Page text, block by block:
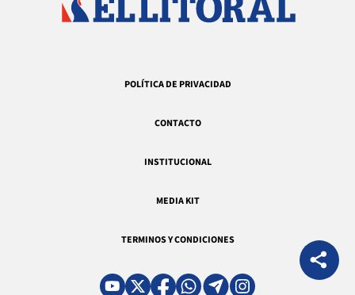
POLÍTICA DE PRIVACIDAD
CONTACTO
INSTITUCIONAL
MEDIA KIT
TERMINOS Y CONDICIONES